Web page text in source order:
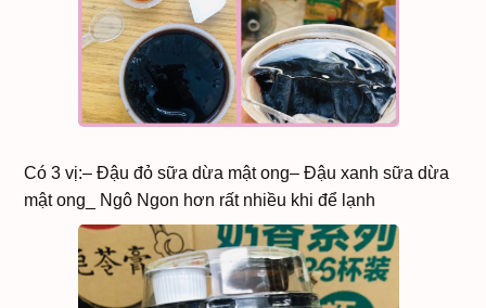
Có 3 vị:– Đậu đỏ sữa dừa mật ong– Đậu xanh sữa dừa
mật ong_ Ngô Ngon hơn rất nhiều khi để lạnh